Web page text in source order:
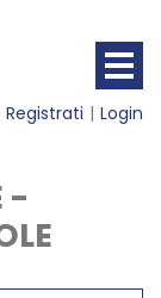
Registrati Login
-